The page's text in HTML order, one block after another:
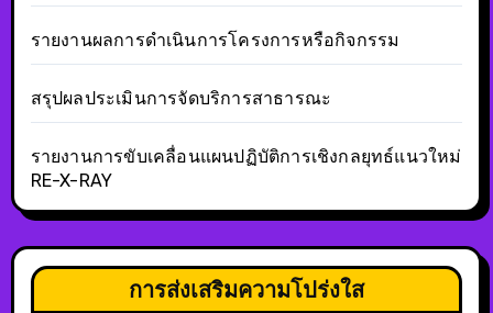
รายงานผลการดำเนินการโครงการหรือกิจกรรม
สรุปผลประเมินการจัดบริการสาธารณะ
รายงานการขับเคลื่อนแผนปฏิบัติการเชิงกลยุทธ์แนวใหม่
RE-X-RAY
การส่งเสริมความโปร่งใส